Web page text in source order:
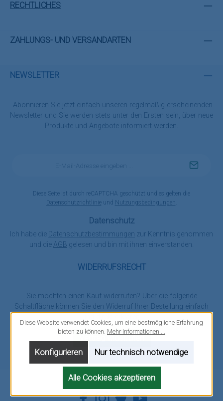
RECHTLICHES
ZAHLUNGS- UND VERSANDARTEN
WIDERRUFSRECHT
Sie möchten einen Kauf widerrufen? Über die folgende
Schaltfläche können Sie den Widerruf Ihrer Bestellung einfach
NEWSLETTER
Abonnieren Sie jetzt einfach unseren regelmäßig erscheinenden
Newsletter und Sie werden stets unter den Ersten sein, über neue
Produkte und Angebote informiert werden.
Diese Seite ist durch reCAPTCHA geschützt und es gelten die
Datenschutzrichtlinieund Nutzungsbedingungen
Datenschutz
Ich habe die Datenschutzbestimmungen zur Kenntnis genommen
und die AGB gelesen und bin mit ihnen einverstanden.
Diese Website verwendet Cookies, um eine bestmögliche Erfahrung
bieten zu können. Mehr Informationen ...
Nur technisch notwendige
Konfigurieren
Alle Cookies akzeptieren